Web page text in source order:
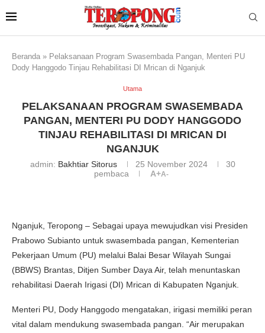
Beranda » Pelaksanaan Program Swasembada Pangan, Menteri PU
Dody Hanggodo Tinjau Rehabilitasi DI Mrican di Nganjuk
Utama
PELAKSANAAN PROGRAM SWASEMBADA
PANGAN, MENTERI PU DODY HANGGODO
TINJAU REHABILITASI DI MRICAN DI
NGANJUK
admin: Bakhtiar Sitorus 25 November 2024
30
pembaca
A+A-
Nganjuk, Teropong – Sebagai upaya mewujudkan visi Presiden
Prabowo Subianto untuk swasembada pangan, Kementerian
Pekerjaan Umum (PU) melalui Balai Besar Wilayah Sungai
(BBWS) Brantas, Ditjen Sumber Daya Air, telah menuntaskan
rehabilitasi Daerah Irigasi (DI) Mrican di Kabupaten Nganjuk.
Menteri PU, Dody Hanggodo mengatakan, irigasi memiliki peran
vital dalam mendukung swasembada pangan. “Air merupakan